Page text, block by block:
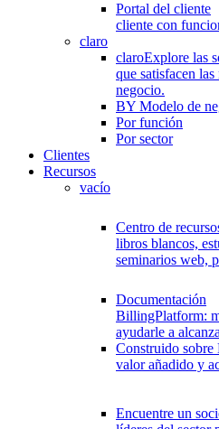
Portal del cliente
cliente con
claro
claroExplore las
que satisfacen las
negocio.
BY Modelo de
Por función
Por sector
Clientes
Recursos
vacío
Centro de
libros blancos,
seminarios web,
Documentación
BillingPlatform:
ayudarle a
Construido sobre
valor añadido y
Encuentre un